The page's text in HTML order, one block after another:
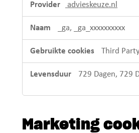
advieskeuze.nl
_ga, _ga_xxxxxxxxxx
Third
729 Dagen, 729
Marketing